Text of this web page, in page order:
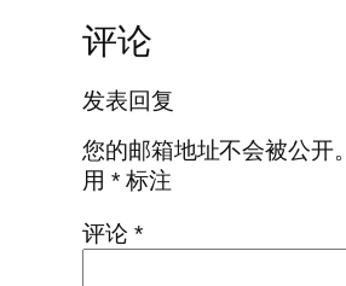
评论
发表回复
您的邮箱地址不会被公开。
用 *标注
评论 *